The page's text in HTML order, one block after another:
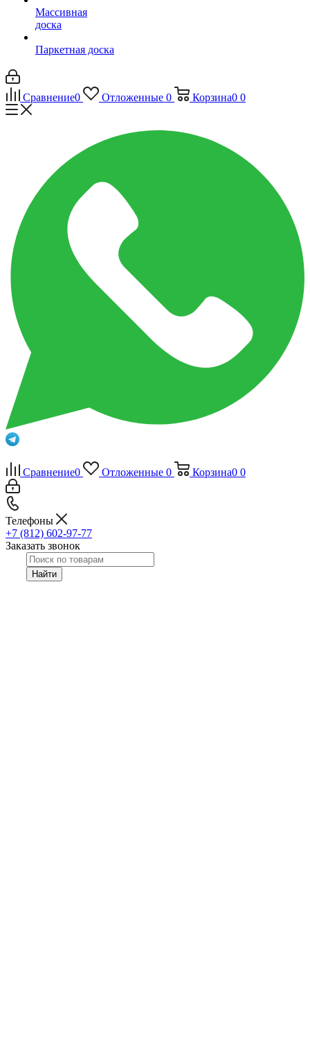
Массивная
доска
Паркетная доска
Сравнение0 Отложенные 0 Корзина0 0
Сравнение0 Отложенные 0 Корзина0 0
Телефоны
+7 (812) 602-97-77
Заказать звонок
Найти